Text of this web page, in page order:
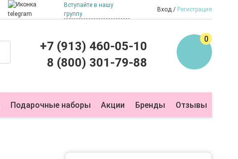
Вступайте в нашу
группу
Вход Регистрация
+7 (913) 460-05-10
8 (800) 301-79-88
0
Подарочные наборы Акции Бренды Отзывы